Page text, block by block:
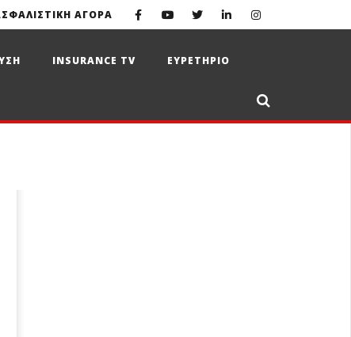
ΑΓΟΡΑ
INSURANCE TV ΕΥΡΕΤΗΡΙΟ